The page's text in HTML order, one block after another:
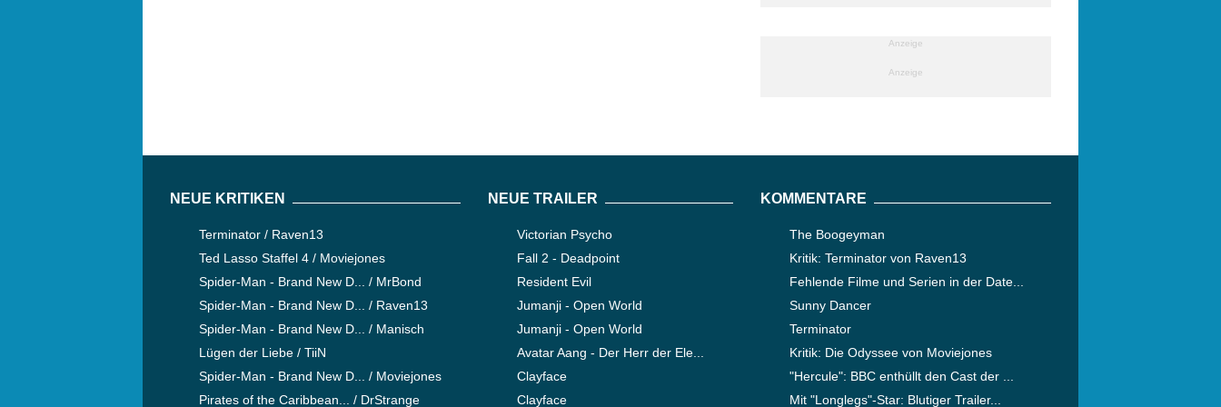
Anzeige
Anzeige
NEUE KRITIKEN
Terminator / Raven13
Ted Lasso Staffel 4 / Moviejones
Spider-Man - Brand New D... / MrBond
Spider-Man - Brand New D... / Raven13
Spider-Man - Brand New D... / Manisch
Lügen der Liebe / TiiN
Spider-Man - Brand New D... / Moviejones
Pirates of the Caribbean... / DrStrange
NEUE TRAILER
Victorian Psycho
Fall 2 - Deadpoint
Resident Evil
Jumanji - Open World
Jumanji - Open World
Avatar Aang - Der Herr der Ele...
Clayface
Clayface
KOMMENTARE
The Boogeyman
Kritik: Terminator von Raven13
Fehlende Filme und Serien in der Date...
Sunny Dancer
Terminator
Kritik: Die Odyssee von Moviejones
"Hercule": BBC enthüllt den Cast der ...
Mit "Longlegs"-Star: Blutiger Trailer...